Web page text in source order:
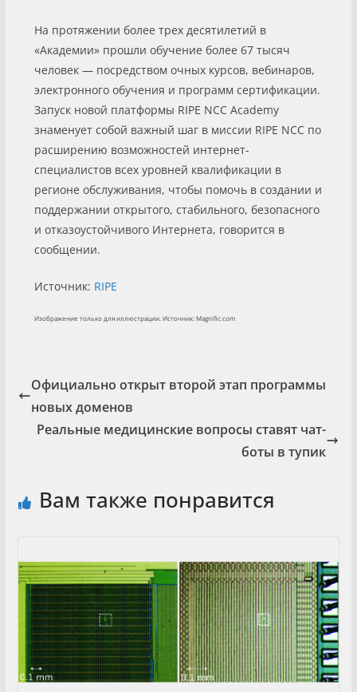
На протяжении более трех десятилетий в
«Академии» прошли обучение более 67 тысяч
человек — посредством очных курсов, вебинаров,
электронного обучения и программ сертификации.
Запуск новой платформы RIPE NCC Academy
знаменует собой важный шаг в миссии RIPE NCC по
расширению возможностей интернет-
специалистов всех уровней квалификации в
регионе обслуживания, чтобы помочь в создании и
поддержании открытого, стабильного, безопасного
и отказоустойчивого Интернета, говорится в
сообщении.
Источник: RIPE
Изображение только для иллюстрации. Источник: Magnific.com
Официально открыт второй этап программы
новых доменов
Реальные медицинские вопросы ставят чат-
боты в тупик
Вам также понравится